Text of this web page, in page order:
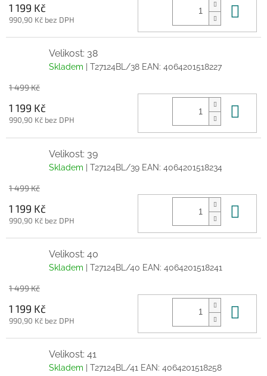
1 199 Kč
990,90 Kč bez DPH
Velikost: 38
Skladem | T27124BL/38 EAN: 4064201518227
1 499 Kč
1 199 Kč
990,90 Kč bez DPH
Velikost: 39
Skladem | T27124BL/39 EAN: 4064201518234
1 499 Kč
1 199 Kč
990,90 Kč bez DPH
Velikost: 40
Skladem | T27124BL/40 EAN: 4064201518241
1 499 Kč
1 199 Kč
990,90 Kč bez DPH
Velikost: 41
Skladem | T27124BL/41 EAN: 4064201518258